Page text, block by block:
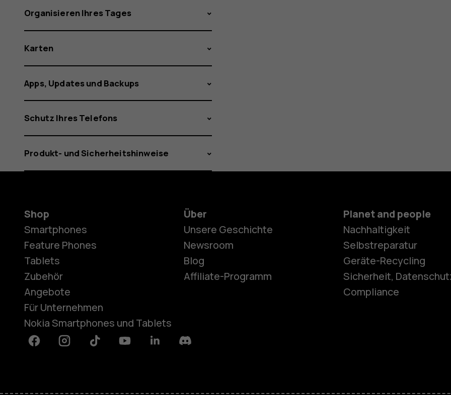
Feature
Organisieren Ihres Tages
Karten
Apps, Updates und Backups
Schutz Ihres Telefons
Produkt- und Sicherheitshinweise
Shop
Smartphones
Feature Phones
Tablets
Zubehör
Angebote
Für Unternehmen
Nokia Smartphones und Tablets
Über
Unsere Geschichte
Newsroom
Blog
Affiliate-Programm
Planet and people
Nachhaltigkeit
Selbstreparatur
Geräte-Recycling
Sicherheit,
Compliance
FacebookInstagramTiktok YoutubeLinkedinDiscord